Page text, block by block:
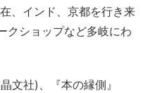
、インド、京都を行き来
クショップなど多岐にわ
文社)、『本の縁側』